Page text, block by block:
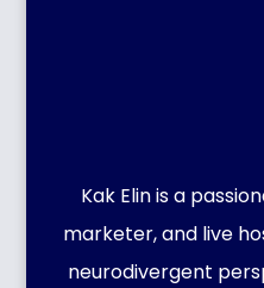
Kak Elin is a
marketer, and live
neurodivergent